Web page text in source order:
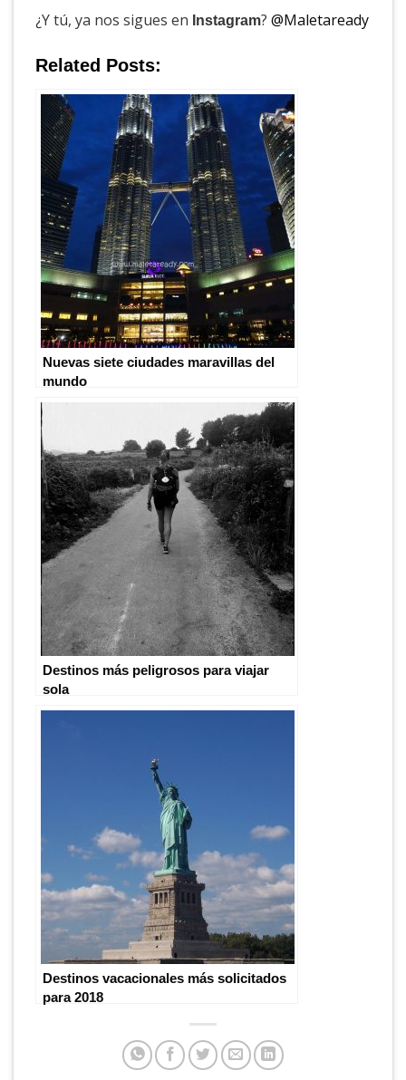
¿Y tú, ya nos sigues en Instagram? @Maletaready
Related Posts:
Nuevas siete ciudades maravillas del
mundo
Destinos más peligrosos para viajar
sola
Destinos vacacionales más solicitados
para 2018